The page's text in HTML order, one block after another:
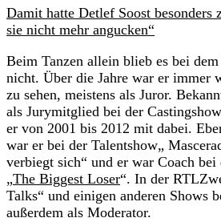
Damit hatte Detlef Soost besonders
sie nicht mehr angucken“
Beim Tanzen allein blieb es bei
nicht. Über die Jahre war er immer
zu sehen, meistens als Juror.
als Jurymitglied bei der
er von 2001 bis 2012 mit dabei.
war er bei der Talentshow„
verbiegt sich“ und er war Coach bei
„The Biggest Loser“. In der
Talks“ und einigen anderen Shows
außerdem als Moderator.